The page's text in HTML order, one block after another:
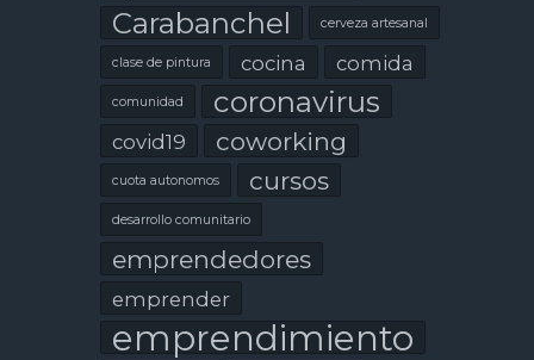
Carabanchel cerveza artesanal
clase de pintura cocina comida
comunidad coronavirus
covid19 coworking
cuota autonomos cursos
desarrollo comunitario
emprendedores
emprender
emprendimiento